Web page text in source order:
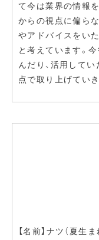
て今は業界の情報
からの視点に偏ら
やアドバイスをい
と考えています。
んだり、活用して
点で取り上げてい
【名前】ナツ（夏生ま